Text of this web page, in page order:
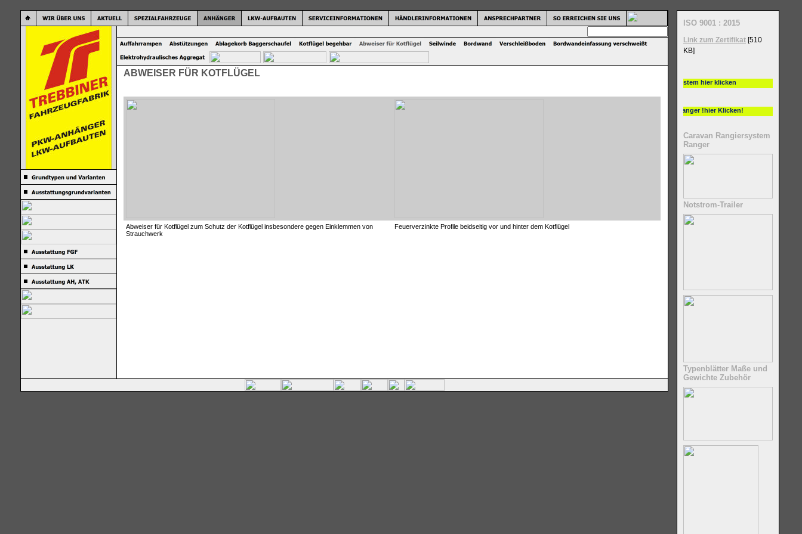
ABWEISER FÜR KOTFLÜGEL
Abweiser für Kotflügel zum Schutz der Kotflügel insbesondere gegen Einklemmen von
Strauchwerk
Feuerverzinkte Profile beidseitig vor und hinter dem Kotflügel
ISO 9001 : 2015
Link zum Zertifikat [510
KB]
Caravan Rangiersystem
Ranger
Notstrom-Trailer
Typenblätter Maße und
Gewichte Zubehör